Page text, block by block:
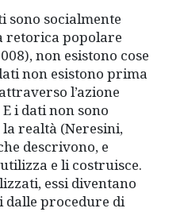
sono socialmente
retorica popolare
non esistono cose
non esistono prima
l’azione
i dati non sono
realtà (Neresini,
descrivono, e
e li costruisce.
essi diventano
dalle procedure di